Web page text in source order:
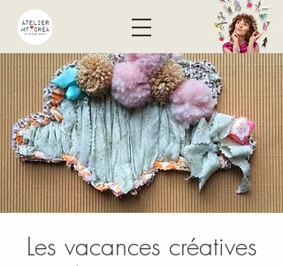
Les vacances créatives